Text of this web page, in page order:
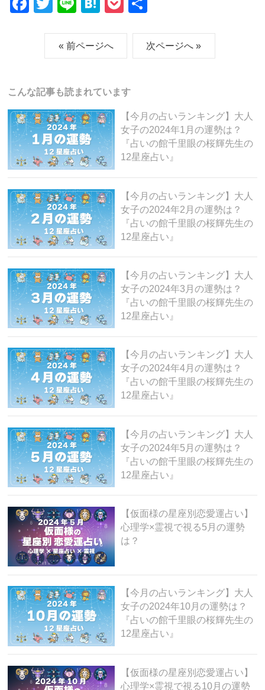
o
o
k
tt
er
e
e
n
et
次ページへ »
« 前ページへ
こんな記事も読まれています
【今月の占いランキング】大人
女子の2024年1月の運勢は？
『占いの館千里眼の桜輝先生の
12星座占い』
【今月の占いランキング】大人
女子の2024年2月の運勢は？
『占いの館千里眼の桜輝先生の
12星座占い』
【今月の占いランキング】大人
女子の2024年3月の運勢は？
『占いの館千里眼の桜輝先生の
12星座占い』
【今月の占いランキング】大人
女子の2024年4月の運勢は？
『占いの館千里眼の桜輝先生の
12星座占い』
【今月の占いランキング】大人
女子の2024年5月の運勢は？
『占いの館千里眼の桜輝先生の
12星座占い』
【仮面様の星座別恋愛運占い】
心理学×霊視で視る5月の運勢
は？
【今月の占いランキング】大人
女子の2024年10月の運勢は？
『占いの館千里眼の桜輝先生の
12星座占い』
【仮面様の星座別恋愛運占い】
心理学×霊視で視る10月の運勢